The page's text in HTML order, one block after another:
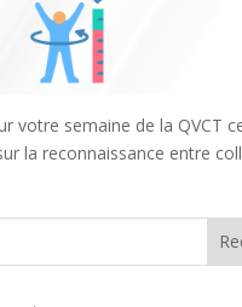
votre semaine de la QVCT
la reconnaissance entre